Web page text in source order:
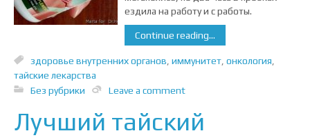
ездила на работу и с работы.
Continue reading...
здоровье внутренних органов иммунитет онкология
тайские лекарства
Без рубрики
Leave a comment
Лучший тайский